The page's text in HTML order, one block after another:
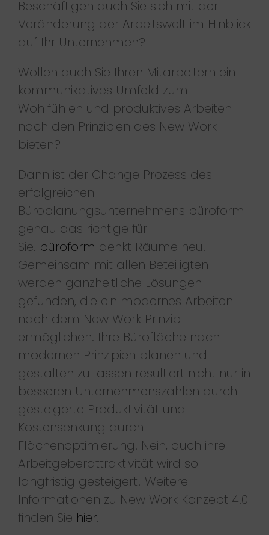
Beschäftigen auch Sie sich mit der
Veränderung der Arbeitswelt im Hinblick
auf Ihr Unternehmen?
Wollen auch Sie Ihren Mitarbeitern ein
kommunikatives Umfeld zum
Wohlfühlen und produktives Arbeiten
nach den Prinzipien des New Work
bieten?
Dann ist der Change Prozess des
erfolgreichen
Büroplanungsunternehmens büroform
genau das richtige für
Sie. büroform denkt Räume neu.
Gemeinsam mit allen Beteiligten
werden ganzheitliche Lösungen
gefunden, die ein modernes Arbeiten
nach dem New Work Prinzip
ermöglichen. Ihre Bürofläche nach
modernen Prinzipien planen und
gestalten zu lassen resultiert nicht nur in
besseren Unternehmenszahlen durch
gesteigerte Produktivität und
Kostensenkung durch
Flächenoptimierung. Nein, auch ihre
Arbeitgeberattraktivität wird so
langfristig gesteigert! Weitere
Informationen zu New Work Konzept 4.0
finden Sie hier.